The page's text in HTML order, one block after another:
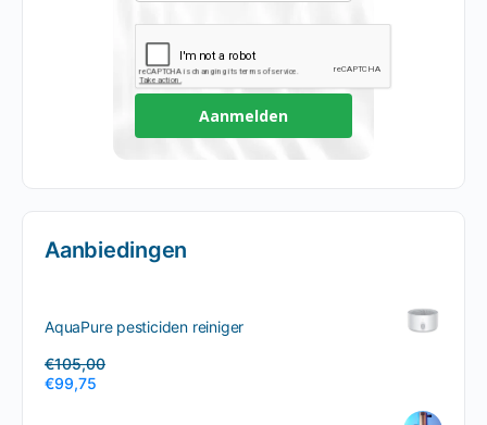
Aanmelden
Aanbiedingen
AquaPure pesticiden reiniger
€105,00
€99,75